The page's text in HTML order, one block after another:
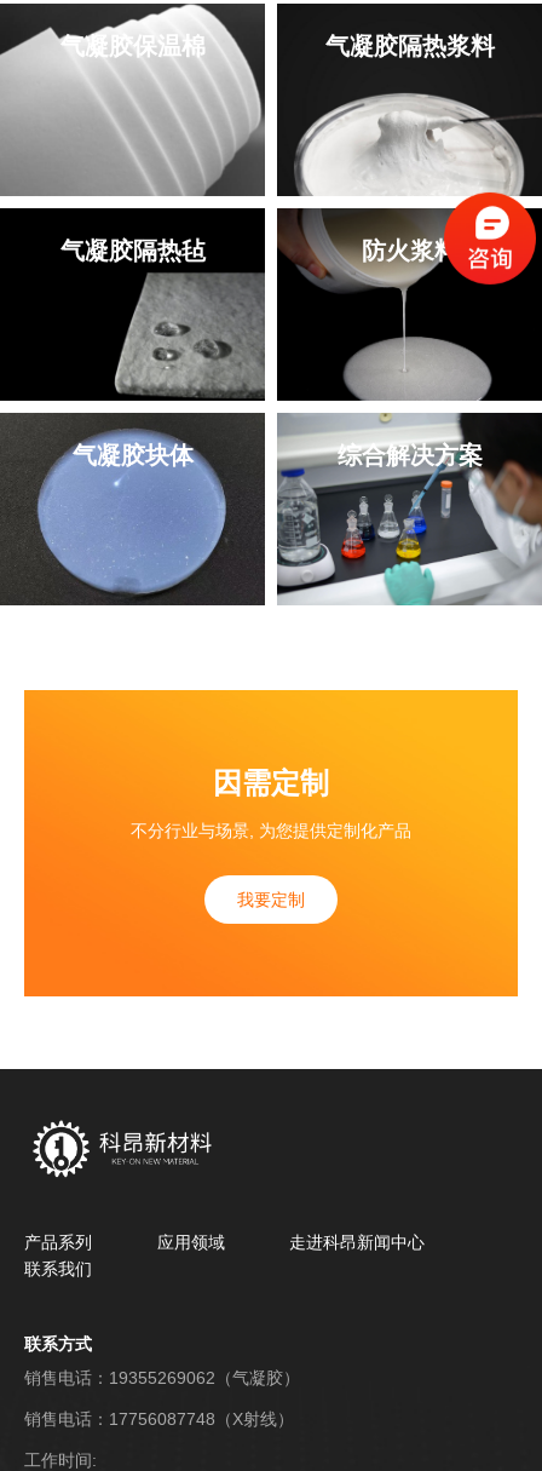
气凝胶保温棉 气凝胶隔热浆料
气凝胶隔热毡 防火浆料
气凝胶块体 综合解决方案
因需定制
不分行业与场景, 为您提供定制化产品
我要定制
产品系列 应用领域 走进科昂新闻中心
联系我们
联系方式
销售电话：19355269062（气凝胶）
销售电话：17756087748（X射线）
工作时间: